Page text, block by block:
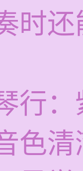
时
行
色